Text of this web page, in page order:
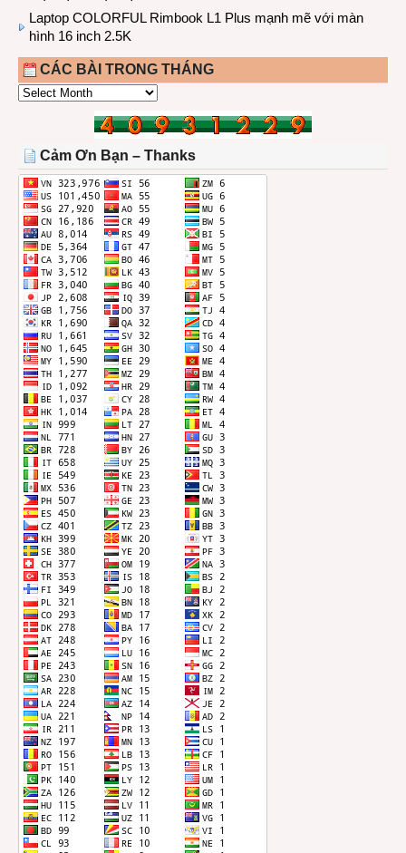
Laptop COLORFUL Rimbook L1 Plus mạnh mẽ với màn
hình 16 inch 2.5K
CÁC BÀI TRONG THÁNG
CÁC
THÁNG
Cảm Ơn Bạn – Thanks